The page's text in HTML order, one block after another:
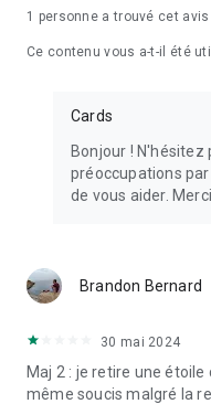
⚡ À la fin de la séance,
ne remplace pas les
L'utilisation de cette
Nous ne sommes pas
problèmes de santé
Les exercices fournis
et peuvent ne pas
étourdissements ou un
En continuant à utiliser
et acceptez ces termes.
1 personne a trouvé cet
Ce contenu vous a-t-il été
Cards
Bonjour ! N'hésitez
préoccupations
de vous aider.
Brandon Bernard
30 mai 2024
Maj 2 : je retire une
même soucis malgré la